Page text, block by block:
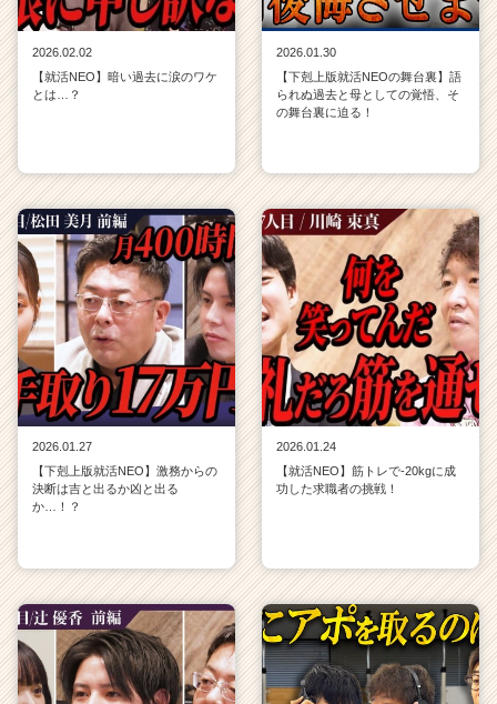
2026.02.02
【就活NEO】暗い過去に涙のワケ
とは…？
2026.01.30
【下剋上版就活NEOの舞台裏】語
られぬ過去と母としての覚悟、そ
の舞台裏に迫る！
2026.01.27
【下剋上版就活NEO】激務からの
決断は吉と出るか凶と出る
か…！？
2026.01.24
【就活NEO】筋トレで-20kgに成
功した求職者の挑戦！